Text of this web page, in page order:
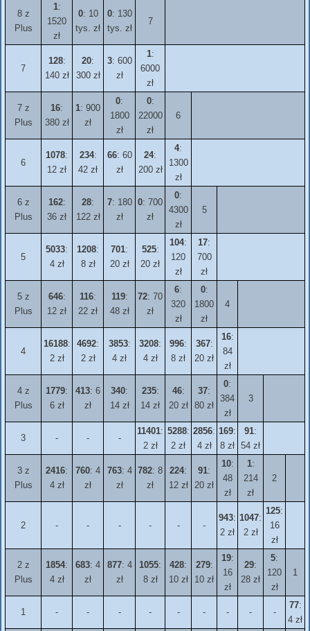
8 z
Plus
1:
1520
zł
0: 10
tys. zł
0: 130
tys. zł
7
7
128:
140 zł
20:
300 zł
3: 600
zł
1:
6000
zł
7 z
Plus
16:
380 zł
1: 900
zł
0:
1800
zł
0:
22000
zł
6
6
1078:
12 zł
234:
42 zł
66: 60
zł
24:
200 zł
4:
1300
zł
6 z
Plus
162:
36 zł
28:
122 zł
7: 180
zł
0: 700
zł
0:
4300
zł
5
5
5033:
4 zł
1208:
8 zł
701:
20 zł
525:
20 zł
104:
120
zł
17:
700
zł
5 z
Plus
646:
12 zł
116:
22 zł
119:
48 zł
72: 70
zł
6:
320
zł
0:
1800
zł
4
4
16188:
2 zł
4692:
2 zł
3853:
4 zł
3208:
4 zł
996:
8 zł
367:
20 zł
16:
84
zł
4 z
Plus
1779:
6 zł
413: 6
zł
340:
14 zł
235:
14 zł
46:
20 zł
37:
80 zł
0:
384
zł
3
3 - - -
11401:
2 zł
5288:
2 zł
2856:
4 zł
169:
8 zł
91:
54 zł
3 z
Plus
2416:
4 zł
760: 4
zł
763: 4
zł
782: 8
zł
224:
12 zł
91:
20 zł
10:
48
zł
1:
214
zł
2
2 - - - - - -
943:
2 zł
1047:
2 zł
125:
16
zł
2 z
Plus
1854:
4 zł
683: 4
zł
877: 4
zł
1055:
8 zł
428:
10 zł
279:
10 zł
19:
16
zł
29:
28 zł
5:
120
zł
1
1 - - - - - - - - -
77:
4 zł